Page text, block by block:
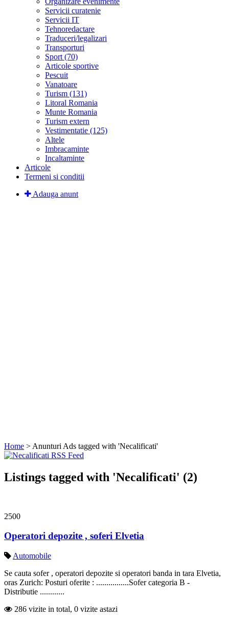
Servicii curatenie
Servicii IT
Tehnoredactare
Traduceri/legalizari
Transporturi
Sport (70)
Articole sportive
Pescuit
Vanatoare
Turism (131)
Litoral Romania
Munte Romania
Turism extern
Vestimentatie (125)
Altele
Imbracaminte
Incaltaminte
Articole
Termeni si conditii
Adauga anunt
Home > Anunturi Ads tagged with 'Necalificati'
Listings tagged with 'Necalificati' (2)
2500
Operatori depozite , soferi Elvetia
Automobile
Se cauta sofer , operatori depozite si operatori banda in tara Elvetia,
oras Zurich: Posturi oferite : ................Sofer categoria B -
Distributie ............
286 vizite in total, 0 vizite astazi